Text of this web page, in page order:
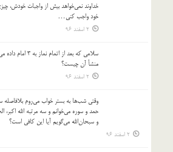
خداوند نمي‌خواهد بيش از واجبات خودش،
خود واجب كني…
2 اسفند 96
سلامي كه بعد از اتمام نماز به 3
منشأ آن چيست؟
2 اسفند 96
وقتي شب‌ها به بستر خواب مي‌روم بلافاصله
حمد و سوره مي‌خوانم و سه مرتبه الله اكبر،
و سبحان‌الله مي‌گويم آيا اين كافي است؟
2 اسفند 96